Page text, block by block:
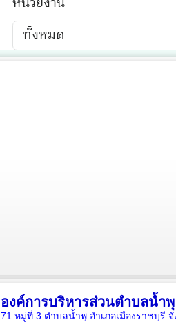
องค์การบริหารส่วนตำบลน้ำพุ
71 หมู่ที่ 3 ตำบลน้ำพุ อำเภอเมืองราชบุรี